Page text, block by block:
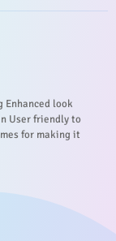
Enhanced look
User friendly to
for making it